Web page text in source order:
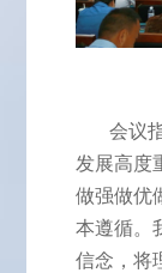
会议
发展高度
做强做优
本遵循。
信念，将